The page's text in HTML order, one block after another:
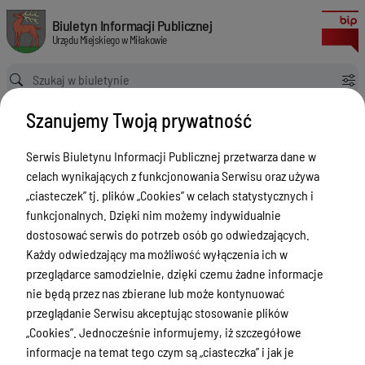
Regulaminy
Biuletyn Informacji Publicznej Urzędu Miejskiego w Miłakowie
Biuletyn Informacji Publicznej
Urzędu Miejskiego w Miłakowie
Ścieżka powrotu
Strona główna Regulaminy
Regulaminy
Menu Przedmiotowe
Urząd Miejski w Miłakowie
Dane teleadresowe
Referaty i stanowiska
Regulaminy
Elektroniczna Skrzynka Podawcza
Dziennik Urzędowy Województwa
Warmińsko-Mazurskiego
Dziennik Ustaw
Wersja obowiązująca
z dnia17-07-2026
08:13:08
Drukuj
Regulaminy
Załączniki
Regulamin
Organizacyjny Urzędu
Szanujemy Twoją prywatność
Serwis Biuletynu Informacji Publicznej przetwarza dane w
celach wynikających z funkcjonowania Serwisu oraz używa
„ciasteczek” tj. plików „Cookies” w celach statystycznych i
funkcjonalnych. Dzięki nim możemy indywidualnie
dostosować serwis do potrzeb osób go odwiedzających.
Każdy odwiedzający ma możliwość wyłączenia ich w
przeglądarce samodzielnie, dzięki czemu żadne informacje
nie będą przez nas zbierane lub może kontynuować
przeglądanie Serwisu akceptując stosowanie plików
„Cookies”. Jednocześnie informujemy, iż szczegółowe
informacje na temat tego czym są „ciasteczka” i jak je